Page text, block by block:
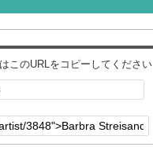
このURLをコピーしてください